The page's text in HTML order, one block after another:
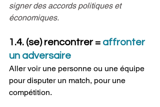
signer des accords politiques et
économiques.
1.4. (se) rencontrer = affronter
un adversaire
Aller voir une personne ou une équipe
pour disputer un match, pour une
compétition.